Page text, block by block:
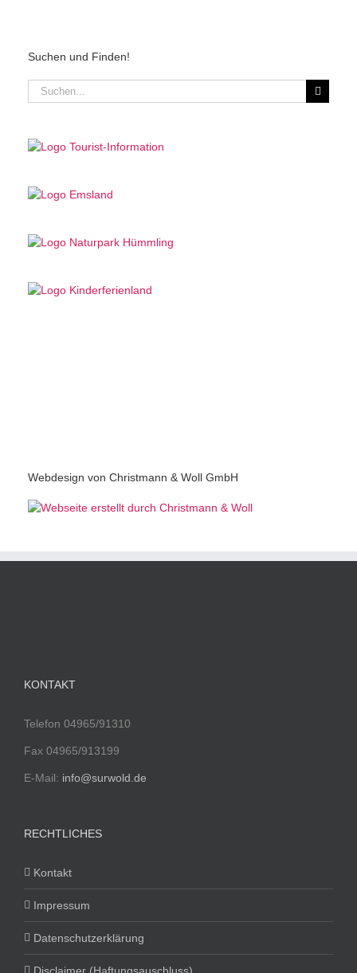
Suchen und Finden!
Suche
nach:
Webdesign von Christmann & Woll GmbH
KONTAKT
Telefon 04965/91310
Fax 04965/913199
E-Mail: info@surwold.de
RECHTLICHES
Kontakt
Impressum
Datenschutzerklärung